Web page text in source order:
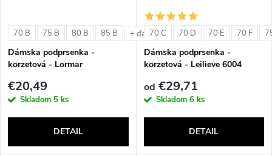
70 B 75 B 80 B 85 B + ďalšie
Dámska podprsenka -
korzetová - Lormar
€20,49
Skladom 5 ks
DETAIL
70 C 70 D 70 E 70 F
Dámska podprsenka -
korzetová - Leilieve 6004
od €29,71
Skladom 6 ks
DETAIL